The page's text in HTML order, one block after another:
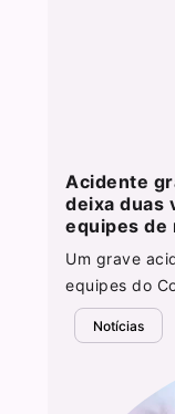
Acidente
deixa duas
equipes de
Um grave
equipes do
Notícias